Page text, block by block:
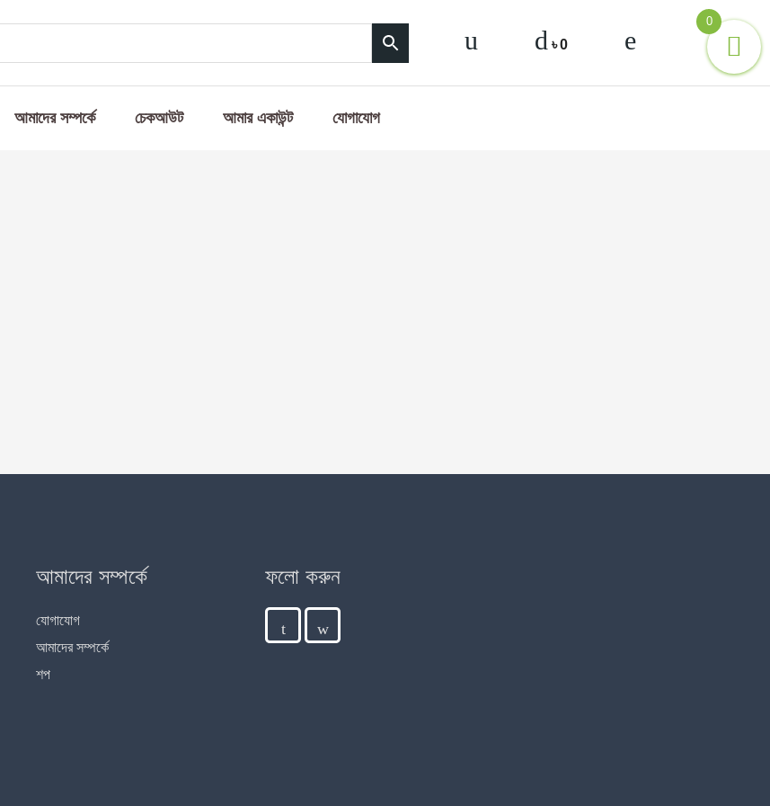
৳0
আমাদের সম্পর্কে চেকআউট আমার একাউন্ট যোগাযোগ
আমাদের সম্পর্কে
যোগাযোগ
আমাদের সম্পর্কে
শপ
ফলো করুন
0